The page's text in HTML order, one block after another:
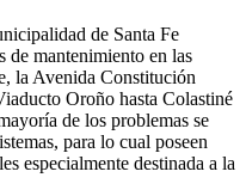
de Santa Fe
de mantenimiento en las
la Avenida Constitución
Oroño hasta Colastiné
de los problemas se
para lo cual poseen
especialmente destinada a la